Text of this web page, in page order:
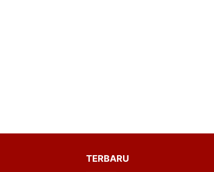
TERBARU